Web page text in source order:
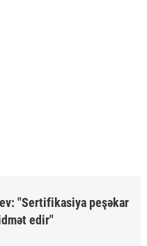
"Sertifikasiya peşəkar
edir"